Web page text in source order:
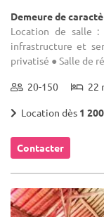
Demeure de
Location de salle :
infrastructure et
privatisé ● Salle de
20-150 22
Location dès 1
Contacter